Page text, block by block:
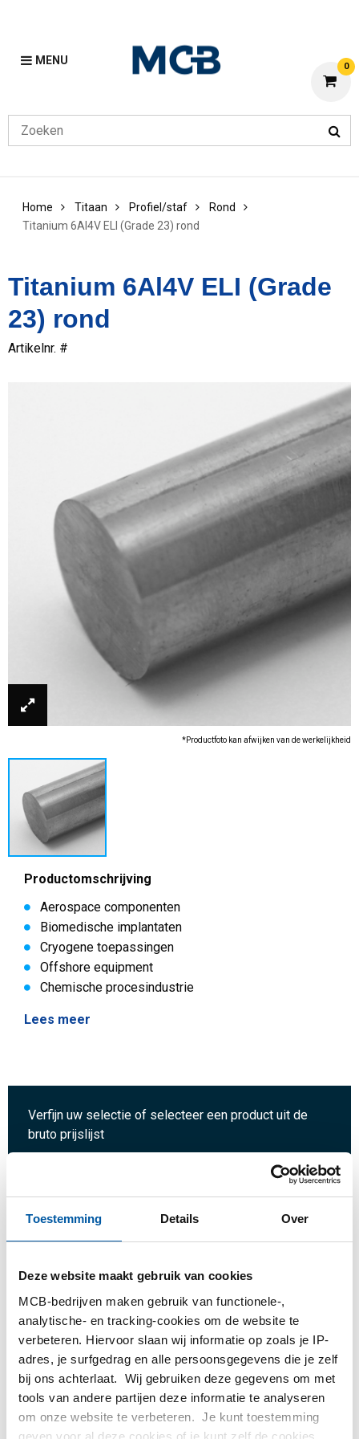
Toestemming Details Over
Deze website maakt gebruik van cookies
MCB-bedrijven maken gebruik van functionele-,
analytische- en tracking-cookies om de website te
verbeteren. Hiervoor slaan wij informatie op zoals je IP-
adres, je surfgedrag en alle persoonsgegevens die je zelf
bij ons achterlaat. Wij gebruiken deze gegevens om met
tools van andere partijen deze informatie te analyseren
om onze website te verbeteren. Je kunt toestemming
geven voor al deze cookies of je kunt zelf de cookies
MENU 0
Home Titaan Profiel/staf
Rond
Titanium 6Al4V ELI (Grade 23) rond
Titanium 6Al4V ELI (Grade
23) rond
Artikelnr. #
*Productfoto kan afwijken van de werkelijkheid
Productomschrijving
Aerospace componenten
Biomedische implantaten
Cryogene toepassingen
Offshore equipment
Chemische procesindustrie
Lees meer
Verfijn uw selectie of selecteer een product uit de
bruto prijslijst
Inloggen
Gelieve in te loggen om te bestellen
Bestel met uw eigen artikelnummers
Calculeren met actuele MCB-prijzen